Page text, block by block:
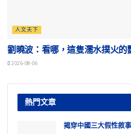
人文天下
劉曉波：看哪，這隻濡水撲火的
2026-08-06
熱門文章
揭穿中國三大假性敘事